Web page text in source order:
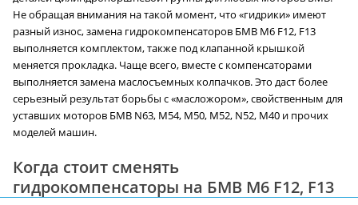
Не обращая внимания на такой момент, что «гидрики» имеют
разный износ, замена гидрокомпенсаторов БМВ M6 F12, F13
выполняется комплектом, также под клапанной крышкой
меняется прокладка. Чаще всего, вместе с компенсаторами
выполняется замена маслосъемных колпачков. Это даст более
серьезный результат борьбы с «масложором», свойственным для
уставших моторов БМВ N63, М54, М50, М52, N52, М40 и прочих
моделей машин.
Когда стоит сменять
гидрокомпенсаторы на БМВ M6 F12, F13